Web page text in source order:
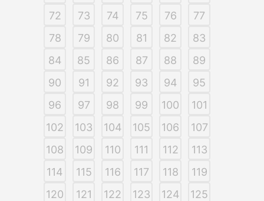
72
73 74 75 76
77
78
79 80 81 82
83
84
85 86 87 88
89
90
91 92 93 94
95
96
97 98 99 100
101
102
103 104 105 106
107
108
109 110 111 112
113
114
115 116 117 118
119
120
121 122 123 124
125